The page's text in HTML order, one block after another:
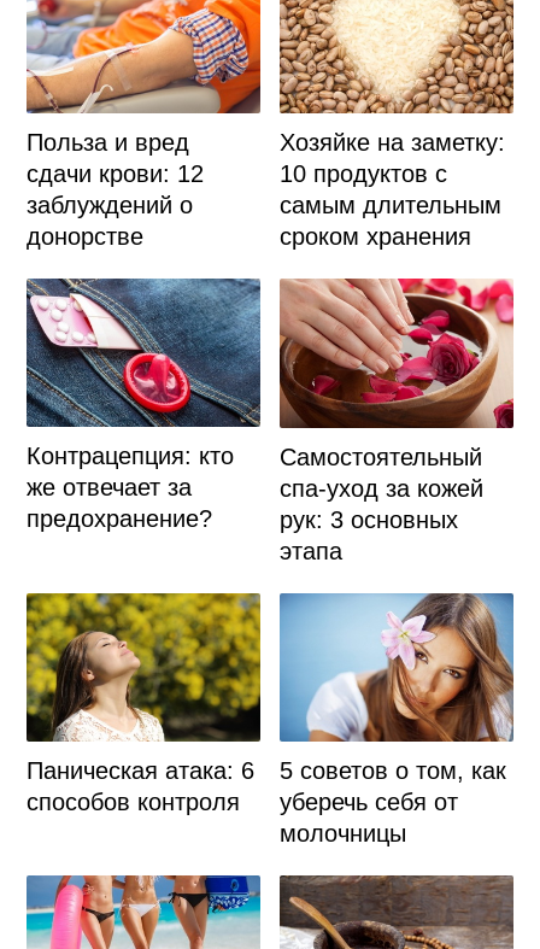
Польза и вред
сдачи крови: 12
заблуждений о
донорстве
Хозяйке на заметку:
10 продуктов с
самым длительным
сроком хранения
Контрацепция: кто
же отвечает за
предохранение?
Самостоятельный
спа-уход за кожей
рук: 3 основных
этапа
Паническая атака: 6
способов контроля
5 советов о том, как
уберечь себя от
молочницы